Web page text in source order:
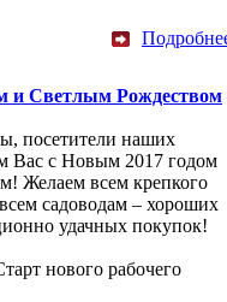
и Светлым Рождеством
посетители наших
Вас с Новым 2017 годом
Желаем всем крепкого
садоводам – хороших
удачных покупок!
нового рабочего